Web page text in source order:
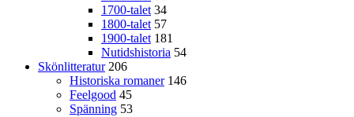
1700-talet 34
1800-talet 57
1900-talet 181
Nutidshistoria 54
Skönlitteratur 206
Historiska romaner 146
Feelgood 45
Spänning 53